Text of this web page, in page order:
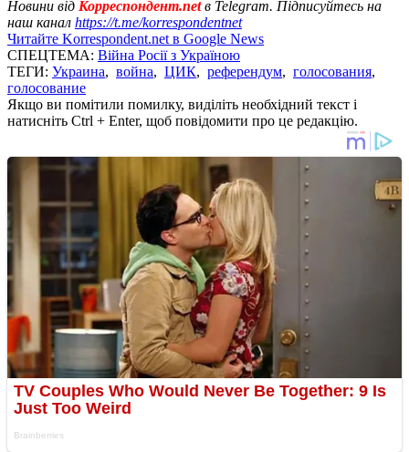
Новини від Корреспондент.netв Telegram. Підписуйтесь на
наш канал https://t.me/korrespondentnet
Читайте Korrespondent.net в Google News
СПЕЦТЕМА: Війна Росії з Україною
ТЕГИ: Украина, война, ЦИК, референдум, голосования,
голосование
Якщо ви помітили помилку, виділіть необхідний текст і
натисніть Ctrl + Enter, щоб повідомити про це редакцію.